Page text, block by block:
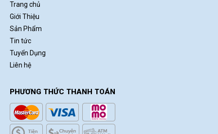
Trang chủ
Giới Thiệu
Sản Phẩm
Tin tức
Tuyển Dụng
Liên hệ
PHƯƠNG THỨC THANH TOÁN